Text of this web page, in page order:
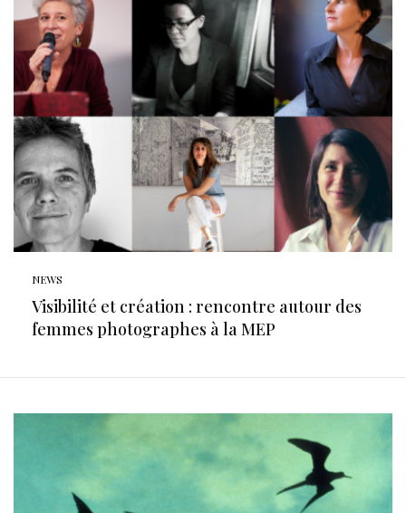
NEWS
Visibilité et création : rencontre autour des
femmes photographes à la MEP